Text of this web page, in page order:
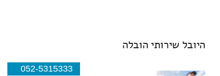
היובל שירותי הובלה
052-5315333